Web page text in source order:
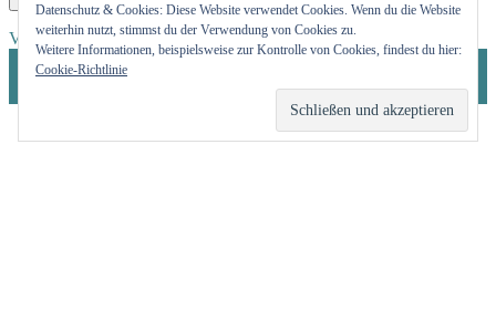
Datenschutz & Cookies: Diese Website verwendet Cookies. Wenn du die Website
weiterhin nutzt, stimmst du der Verwendung von Cookies zu.
Weitere Informationen, beispielsweise zur Kontrolle von Cookies, findest du hier:
Cookie-Richtlinie
Beitragsnavigation
Veröffentlicht in190424_5_Panic Patronum (5)